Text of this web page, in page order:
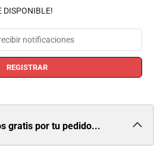
DISPONIBLE!
REGISTRAR
gratis por tu pedido...